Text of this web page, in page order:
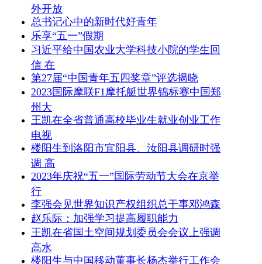
外开放
总书记心中的新时代好青年
乐享“五一”假期
习近平给中国农业大学科技小院的学生回
信 在
第27届“中国青年五四奖章”评选揭晓
2023国际摩联F1摩托艇世界锦标赛中国郑
州大
王凯在全省普通高校毕业生就业创业工作
电视
楼阳生到洛阳市宜阳县、汝阳县调研时强
调 高
2023年庆祝“五一”国际劳动节大会在京举
行
李强会见世界知识产权组织总干事邓鸿森
赵乐际：加强学习提高履职能力
王凯在省国土空间规划委员会会议上强调
高水
楼阳生与中国移动董事长杨杰举行工作会